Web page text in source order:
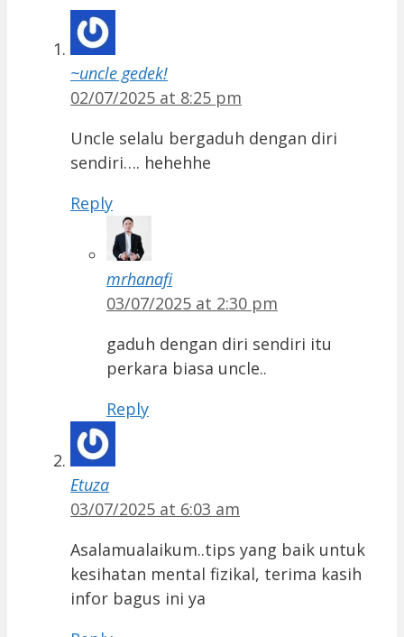
~uncle gedek!
02/07/2025 at 8:25 pm
Uncle selalu bergaduh dengan diri
sendiri…. hehehhe
Reply
mrhanafi
03/07/2025 at 2:30 pm
gaduh dengan diri sendiri itu
perkara biasa uncle..
Reply
Etuza
03/07/2025 at 6:03 am
Asalamualaikum..tips yang baik untuk
kesihatan mental fizikal, terima kasih
infor bagus ini ya